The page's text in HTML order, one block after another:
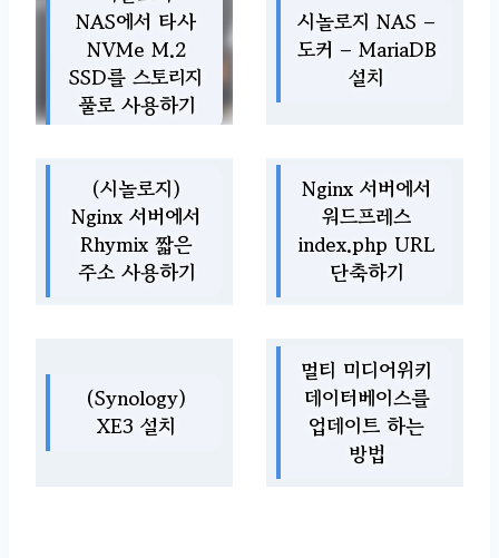
NAS에서 타사
NVMe M.2
SSD를 스토리지
풀로 사용하기
시놀로지 NAS –
도커 – MariaDB
설치
(시놀로지)
Nginx 서버에서
Rhymix 짧은
주소 사용하기
Nginx 서버에서
워드프레스
index.php URL
단축하기
(Synology)
XE3 설치
멀티 미디어위키
데이터베이스를
업데이트 하는
방법